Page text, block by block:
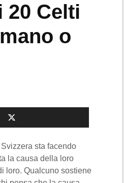
20 Celti
o
sta facendo
la causa della loro
loro. Qualcuno sostiene